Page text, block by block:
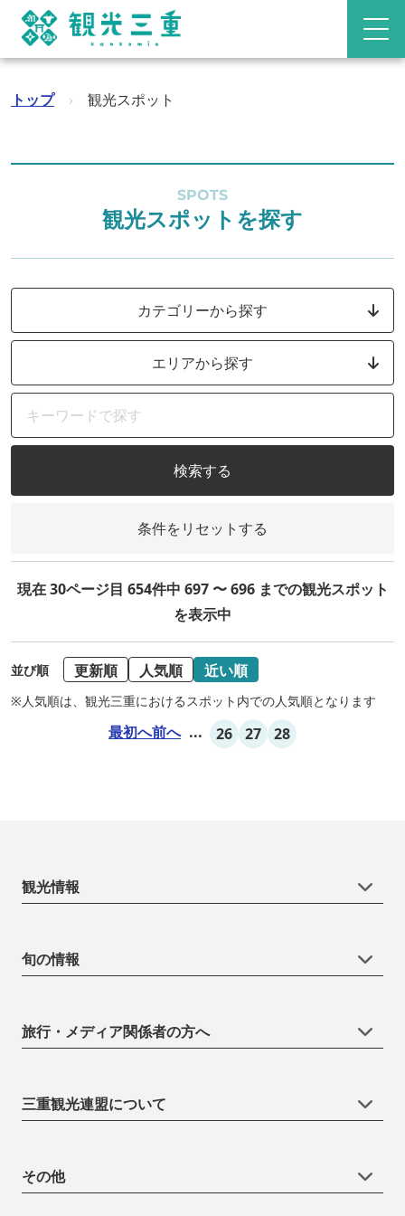
トップ › 観光スポット
SPOTS
観光スポットを探す
カテゴリーから探す
エリアから探す
検索する
条件をリセットする
現在 30ページ目 654件中 697 〜 696 までの観光スポット
を表示中
並び順 更新順 人気順 近い順
※人気順は、観光三重におけるスポット内での人気順となります
最初へ前へ ... 26 27 28
観光情報
旬の情報
旅行・メディア関係者の方へ
三重観光連盟について
その他